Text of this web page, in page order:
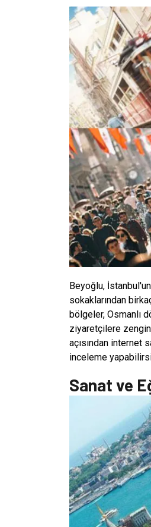
Beyoğlu,
sokaklarından
bölgeler, Osmanlı
ziyaretçilere
açısından internet
inceleme
Sanat ve